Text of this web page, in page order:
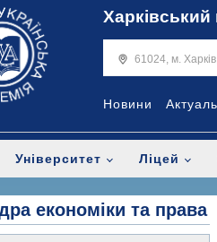
Харківський
61024, м.
Новини
Університет Ліцей
економіки та права